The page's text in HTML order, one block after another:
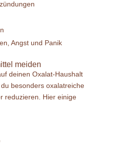
Angst und Panik
meiden
deinen Oxalat-Haushalt
besonders oxalatreiche
reduzieren. Hier einige